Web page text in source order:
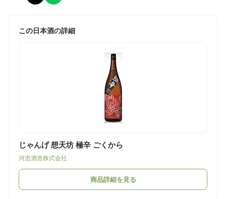
この日本酒の詳細
じゃんげ 想天坊 極辛 ごくから
河忠酒造株式会社
商品詳細を見る